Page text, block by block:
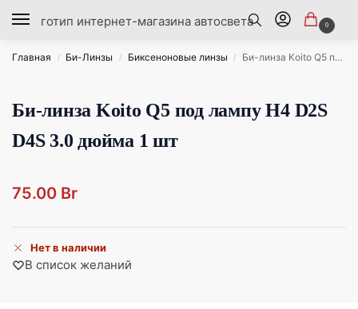
0
Главная / Би-Линзы / Биксеноновые линзы / Би-линза Koito Q5 под лампу H4 D2S D4S 3.0 дюйма 1 шт
Би-линза Koito Q5 под лампу H4 D2S
D4S 3.0 дюйма 1 шт
75.00 Br
Нет в наличии
В список желаний